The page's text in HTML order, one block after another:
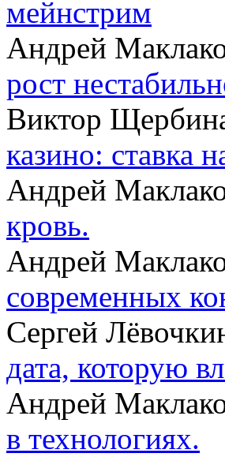
мейнстрим
Андрей
рост
Виктор
казино: ставка
Андрей
кровь.
Андрей
современных
Сергей
дата, которую
Андрей
в технологиях.